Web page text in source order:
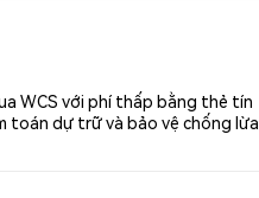
WCS với phí thấp bằng thẻ tín
toán dự trữ và bảo vệ chống lừa